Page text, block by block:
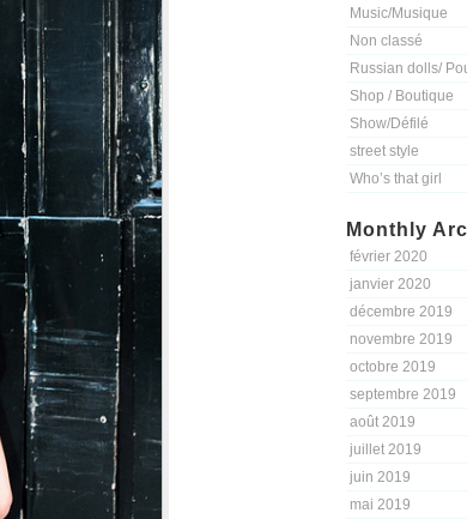
Music/Musique
Non classé
Russian dolls/
Shop / Boutique
Show/Défilé
street style
Who’s that girl
Monthly
février 2020
janvier 2020
décembre 2019
novembre 2019
octobre 2019
septembre 2019
août 2019
juillet 2019
juin 2019
mai 2019